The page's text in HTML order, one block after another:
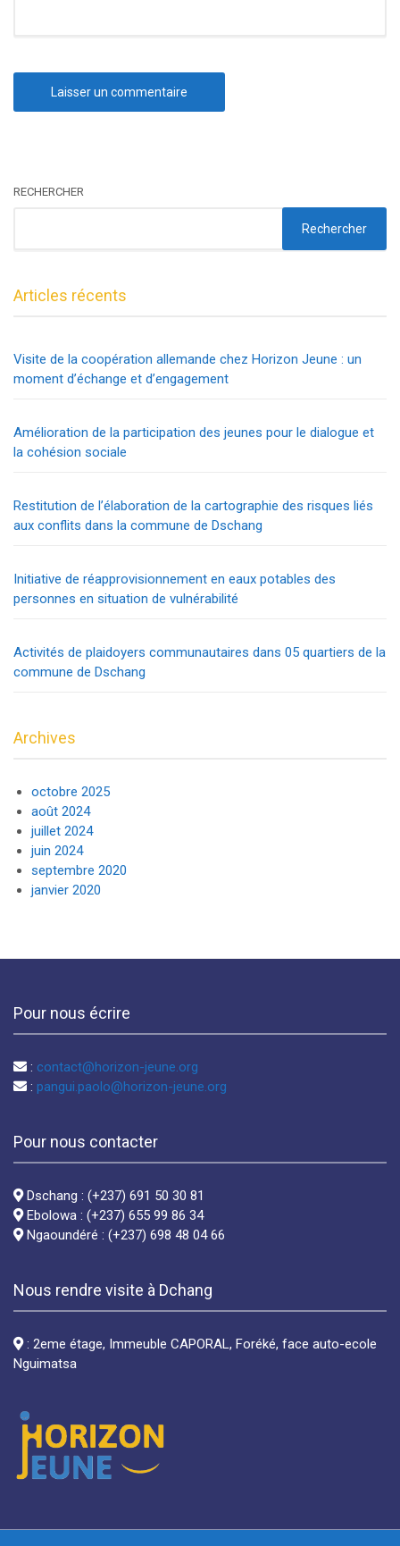
RECHERCHER
Rechercher
Articles récents
Visite de la coopération allemande chez Horizon Jeune : un
moment d’échange et d’engagement
Amélioration de la participation des jeunes pour le dialogue et
la cohésion sociale
Restitution de l’élaboration de la cartographie des risques liés
aux conflits dans la commune de Dschang
Initiative de réapprovisionnement en eaux potables des
personnes en situation de vulnérabilité
Activités de plaidoyers communautaires dans 05 quartiers de la
commune de Dschang
Archives
octobre 2025
août 2024
juillet 2024
juin 2024
septembre 2020
janvier 2020
Pour nous écrire
: contact@horizon-jeune.org
: pangui.paolo@horizon-jeune.org
Pour nous contacter
Dschang : (+237) 691 50 30 81
Ebolowa : (+237) 655 99 86 34
Ngaoundéré : (+237) 698 48 04 66
Nous rendre visite à Dchang
: 2eme étage, Immeuble CAPORAL, Foréké, face auto-ecole
Nguimatsa